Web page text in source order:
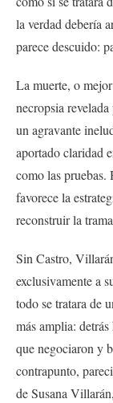
la verdad debería
parece descuido:
La muerte, o
necropsia
un agravante
aportado claridad
como las pruebas.
favorece la
reconstruir la
Sin Castro,
exclusivamente a
todo se tratara de
más amplia:
que negociaron y
contrapunto,
de Susana